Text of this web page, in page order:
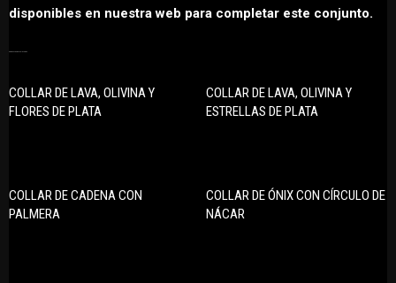
disponibles en nuestra web para completar este conjunto.
COLLAR DE LAVA, OLIVINA Y
FLORES DE PLATA
COLLAR DE LAVA, OLIVINA Y
ESTRELLAS DE PLATA
COLLAR DE CADENA CON
PALMERA
COLLAR DE ÓNIX CON CÍRCULO DE
NÁCAR